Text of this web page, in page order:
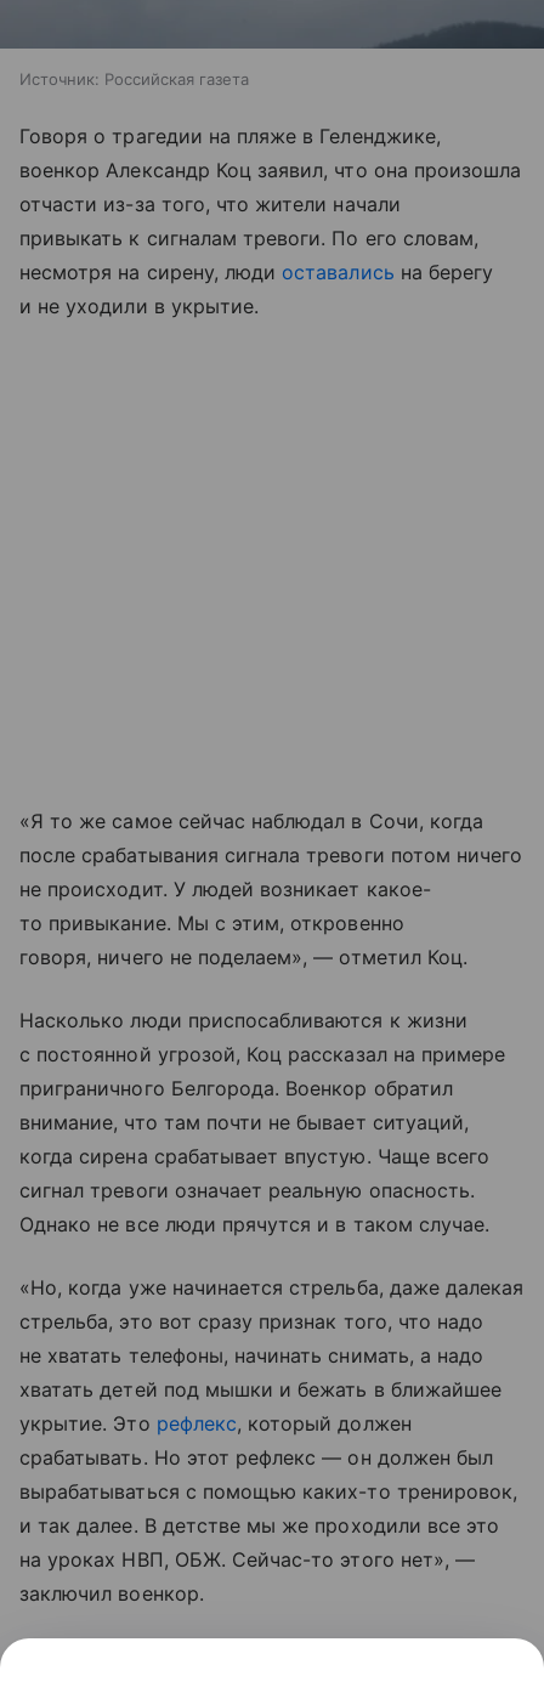
Источник: Российская газета
Говоря о трагедии на пляже в Геленджике,
военкор Александр Коц заявил, что она произошла
отчасти из-за того, что жители начали
привыкать к сигналам тревоги. По его словам,
несмотря на сирену, люди оставались на берегу
и не уходили в укрытие.
«Я то же самое сейчас наблюдал в Сочи, когда
после срабатывания сигнала тревоги потом ничего
не происходит. У людей возникает какое-
то привыкание. Мы с этим, откровенно
говоря, ничего не поделаем», — отметил Коц.
Насколько люди приспосабливаются к жизни
с постоянной угрозой, Коц рассказал на примере
приграничного Белгорода. Военкор обратил
внимание, что там почти не бывает ситуаций,
когда сирена срабатывает впустую. Чаще всего
сигнал тревоги означает реальную опасность.
Однако не все люди прячутся и в таком случае.
«Но, когда уже начинается стрельба, даже далекая
стрельба, это вот сразу признак того, что надо
не хватать телефоны, начинать снимать, а надо
хватать детей под мышки и бежать в ближайшее
укрытие. Это рефлекс, который должен
срабатывать. Но этот рефлекс — он должен был
вырабатываться с помощью каких-то тренировок,
и так далее. В детстве мы же проходили все это
на уроках НВП, ОБЖ. Сейчас-то этого нет», —
заключил военкор.